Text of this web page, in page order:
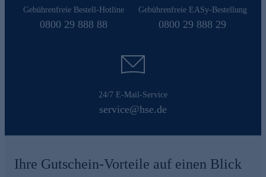
Gebührenfreie Bestell-Hotline
0800 29 888 88
Gebührenfreie EASy-Bestellung
0800 29 888 29
24/7 E-Mail-Service
service@hse.de
Ihre Gutschein-Vorteile auf einen Blick